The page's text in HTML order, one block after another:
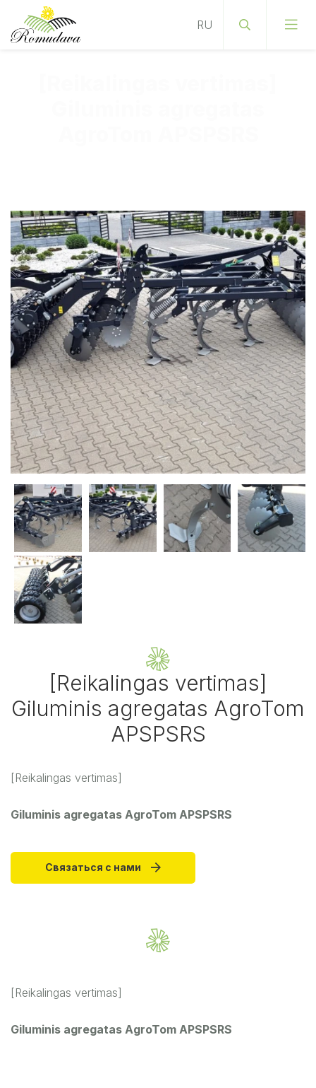
[Reikalingas vertimas]
Giluminis agregatas AgroTom
APSPSRS
[Reikalingas vertimas]
Giluminis agregatas AgroTom APSPSRS
Связаться с нами
[Reikalingas vertimas]
Giluminis agregatas AgroTom APSPSRS